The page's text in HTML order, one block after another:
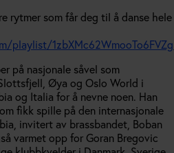
rytmer som får deg til å danse hele
playlist/
på nasjonale såvel som
Øya og Oslo World i
og Italia for å nevne noen. Han
fikk spille på den internasjonale
invitert av brassbandet, Boban
varmet opp for Goran Bregovic